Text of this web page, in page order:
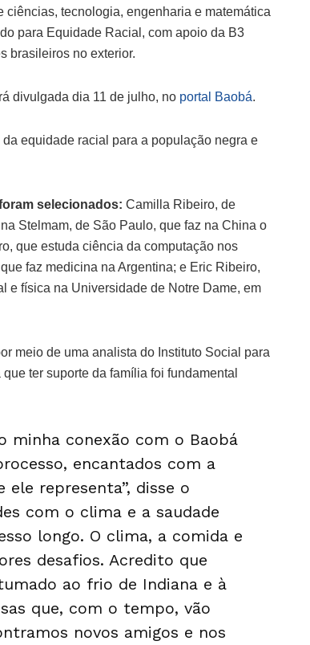
tecnologia, engenharia e matemática
para Equidade Racial, com apoio da B3
brasileiros no exterior.
divulgada dia 11 de julho, no portal Baobá.
equidade racial para a população negra e
selecionados: Camilla Ribeiro, de
Stelmam, de São Paulo, que faz na China o
que estuda ciência da computação nos
faz medicina na Argentina; e Eric Ribeiro,
e física na Universidade de Notre Dame, em
meio de uma analista do Instituto Social para
ter suporte da família foi fundamental
minha conexão com o Baobá
encantados com a
representa”, disse o
com o clima e a saudade
longo. O clima, a comida e
desafios. Acredito que
ao frio de Indiana e à
que, com o tempo, vão
novos amigos e nos